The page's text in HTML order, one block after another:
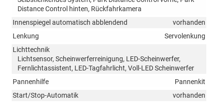
Distance Control hinten, Rückfahrkamera
Innenspiegel automatisch abblendend
vorhanden
Lenkung
Servolenkung
Lichttechnik
Lichtsensor, Scheinwerferreinigung, LED-Scheinwerfer,
Fernlichtassistent, LED-Tagfahrlicht, Voll-LED Scheinwerfer
Pannenhilfe
Pannenkit
Start/Stop-Automatik
vorhanden